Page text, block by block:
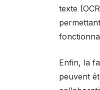
texte
Enfin, la
peuvent